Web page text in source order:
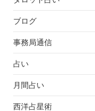
ブログ
事務局通信
占い
月間占い
西洋占星術